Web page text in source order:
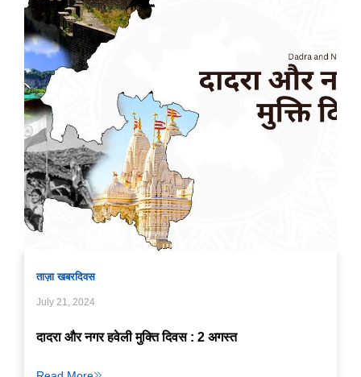
ताज़ा खबरदिवस
July 21, 2024
दादरा और नगर हवेली मुक्ति दिवस : 2 अगस्त